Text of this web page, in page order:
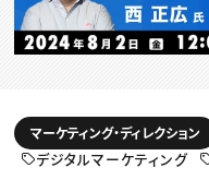
スキルアップしたい！
動画配信・映像制作
編集・ライティング
マーケティング
TOP Creator’s コラム
Webクリエイター
アプリクリエイター
セミナー
マーケティング・ディレクション
デジタルマーケティング